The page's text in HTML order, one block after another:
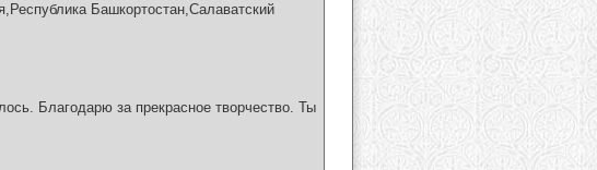
Башкортостан,Салаватский
Благодарю за прекрасное творчество. Ты